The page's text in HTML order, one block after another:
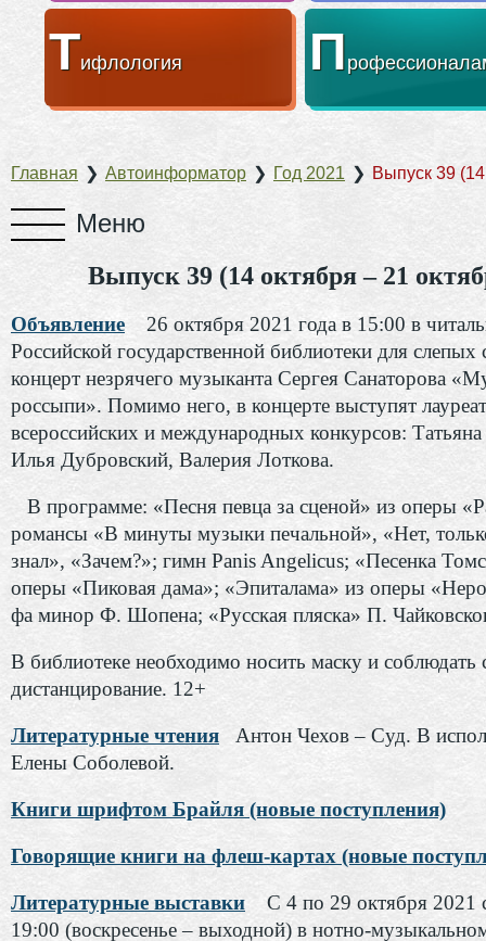
Тифлология П
Главная ❯ Автоинформатор ❯ Год 2021 ❯ Выпуск 39
Выпуск 39 (14 октября – 21
Объявление
26 октября 2021 года в 15:00 в
Российской государственной библиотеки для слепых
концерт незрячего музыканта Сергея Санаторова
россыпи». Помимо него, в концерте выступят
всероссийских и международных конкурсов:
Илья Дубровский, Валерия Лоткова.
В программе: «Песня певца за сценой» из оперы
романсы «В минуты музыки печальной», «Нет,
знал», «Зачем?»; гимн Panis Angelicus; «Песенка
оперы «Пиковая дама»; «Эпиталама» из оперы
фа минор Ф. Шопена; «Русская пляска» П.
В библиотеке необходимо носить маску и соблюдать
дистанцирование. 12+
Литературные чтения
Антон Чехов – Суд. В
Елены Соболевой.
Книги шрифтом Брайля (новые поступления)
Говорящие книги на флеш-картах (новые
Литературные выставки
С 4 по 29 октября 2021
19:00 (воскресенье – выходной) в нотно-